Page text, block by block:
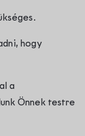
hogy
a
Önnek testre